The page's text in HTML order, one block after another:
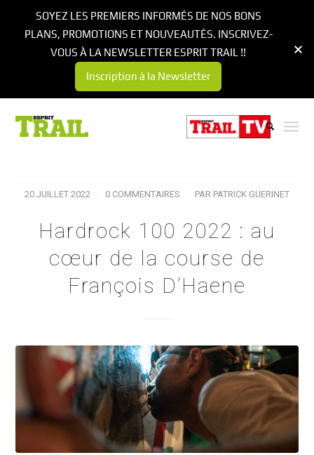
20 JUILLET 2022
/ 0 COMMENTAIRES
/ PAR PATRICK GUERINET
Hardrock 100 2022 : au
cœur de la course de
François D’Haene
SOYEZ LES PREMIERS INFORMÉS DE NOS BONS
PLANS, PROMOTIONS ET NOUVEAUTÉS. INSCRIVEZ-
VOUS À LA NEWSLETTER ESPRIT TRAIL !!
Inscription à la Newsletter